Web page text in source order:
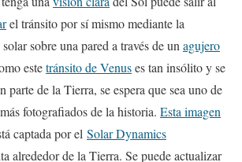
el tránsito por sí mismo mediante la
sobre una pared a través de un agujero
estetránsito de Venuses tan insólito y se
parte de la Tierra, se espera que sea uno de
fotografiados de la historia. Esta imagen
captada por el Solar Dynamics
alrededor de la Tierra. Se puede actualizar